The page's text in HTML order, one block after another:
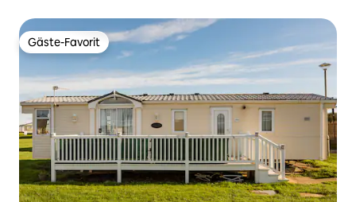
Gäste-Favorit
Gäste-Favorit